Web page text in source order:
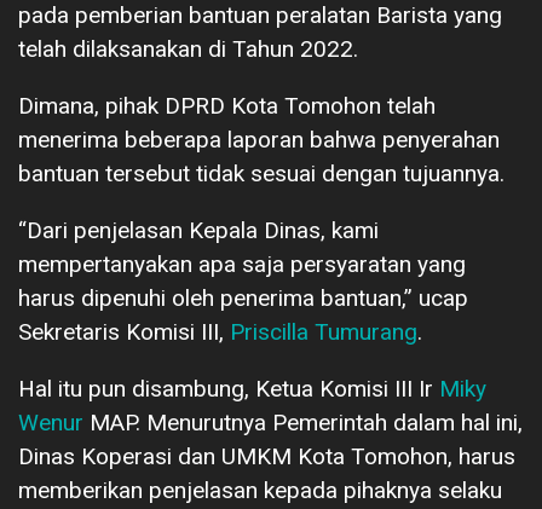
pada pemberian bantuan peralatan Barista yang
telah dilaksanakan di Tahun 2022.
Dimana, pihak DPRD Kota Tomohon telah
menerima beberapa laporan bahwa penyerahan
bantuan tersebut tidak sesuai dengan tujuannya.
“Dari penjelasan Kepala Dinas, kami
mempertanyakan apa saja persyaratan yang
harus dipenuhi oleh penerima bantuan,” ucap
Sekretaris Komisi III, Priscilla Tumurang.
Hal itu pun disambung, Ketua Komisi III Ir Miky
Wenur MAP. Menurutnya Pemerintah dalam hal ini,
Dinas Koperasi dan UMKM Kota Tomohon, harus
memberikan penjelasan kepada pihaknya selaku